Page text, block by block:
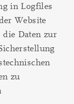
in Logfiles
Website
Daten zur
zu